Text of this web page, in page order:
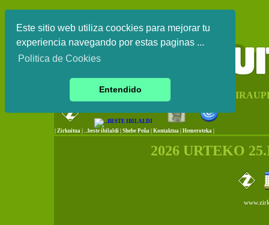
Este sitio web utiliza coockies para mejorar tu
experiencia navegando por estas paginas ...
Politica de Cookies
Entendido
EUSKAL HERRIKO
Zirkuitua ...beste ibilaldi Shebe Peña Kontaktua Hemeroteka |
2026 URTEKO